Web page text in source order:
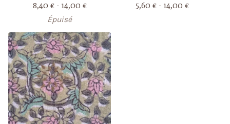
8,40 €- 14,00 €
Épuisé
5,60 € - 14,00 €